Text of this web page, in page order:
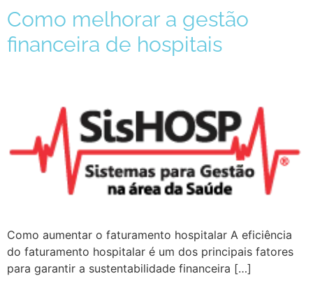
Como melhorar a gestão
financeira de hospitais
Como aumentar o faturamento hospitalar A eficiência
do faturamento hospitalar é um dos principais fatores
para garantir a sustentabilidade financeira […]